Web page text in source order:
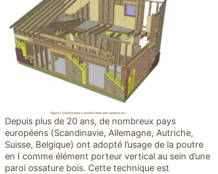
Depuis plus de 20 ans, de nombreux pays
européens (Scandinavie, Allemagne, Autriche,
Suisse, Belgique) ont adopté l’usage de la poutre
en I comme élément porteur vertical au sein d’une
paroi ossature bois. Cette technique est